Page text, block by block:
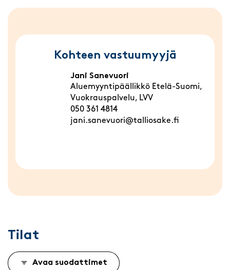
Kohteen vastuumyyjä
Jani Sanevuori
Aluemyyntipäällikkö Etelä-Suomi,
Vuokrauspalvelu, LVV
050 361 4814
jani.sanevuori@talliosake.fi
Tilat
Avaa suodattimet